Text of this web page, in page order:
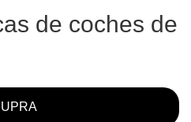
de coches de